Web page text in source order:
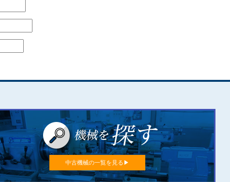
中古機械の一覧を見る▶︎